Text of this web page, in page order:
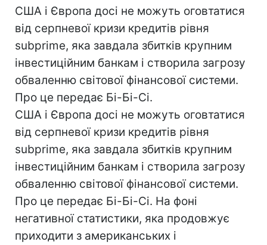
США і Європа досі не можуть оговтатися
від серпневої кризи кредитів рівня
subprime, яка завдала збитків крупним
інвестиційним банкам і створила загрозу
обваленню світової фінансової системи.
Про це передає Бі-Бі-Сі.
США і Європа досі не можуть оговтатися
від серпневої кризи кредитів рівня
subprime, яка завдала збитків крупним
інвестиційним банкам і створила загрозу
обваленню світової фінансової системи.
Про це передає Бі-Бі-Сі. На фоні
негативної статистики, яка продовжує
приходити з американських і